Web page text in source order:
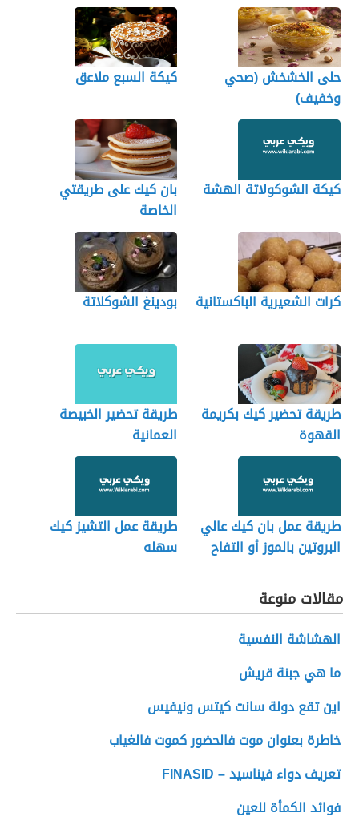
حلى الخشخش (صحي
وخفيف)
كيكة السبع ملاعق
كيكة الشوكولاتة الهشة
بان كيك على طريقتي
الخاصة
كرات الشعيرية الباكستانية بودينغ الشوكلاتة
طريقة تحضير كيك بكريمة
القهوة
طريقة تحضير الخبيصة
العمانية
طريقة عمل بان كيك عالي
البروتين بالموز أو التفاح
طريقة عمل التشيز كيك
سهله
مقالات منوعة
الهشاشة النفسية
ما هي جبنة قريش
اين تقع دولة سانت كيتس ونيفيس
خاطرة بعنوان موت فالحضور كموت فالغياب
تعريف دواء فيناسيد – FINASID
فوائد الكمأة للعين